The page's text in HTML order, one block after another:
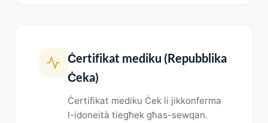
Ċertifikat mediku (Repubblika
Ċeka)
Ċertifikat mediku Ċek li jikkonferma
l-idoneità tiegħek għas-sewqan.